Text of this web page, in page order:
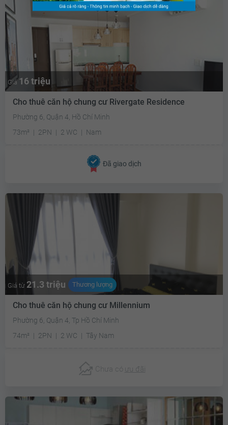
Giá 16 triệu
Cho thuê căn hộ chung cư Rivergate Residence
Phường 6, Quận 4, Hồ Chí Minh
73m²
2PN 2 WC Nam
Đã giao dịch
Giá từ 21.3 triệu Thương lượng
Cho thuê căn hộ chung cư Millennium
Phường 6, Quận 4, Tp Hồ Chí Minh
74m²
2PN 2 WC Tây Nam
Chưa có ưu đãi